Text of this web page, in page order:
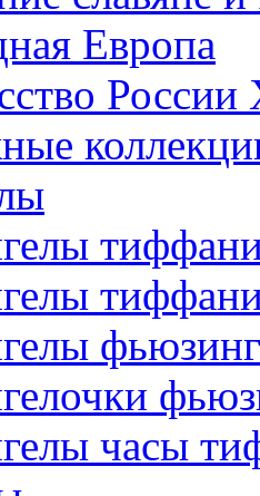
Европа
фьюзинг
часы